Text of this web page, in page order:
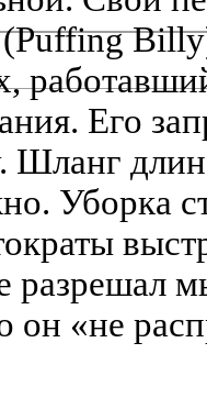
Его
Шланг
Уборка
разрешал
он «не